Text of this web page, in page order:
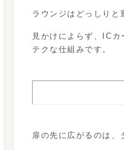
ラウンジはどっしりと
見かけによらず、ICカ
テクな仕組みです。
扉の先に広がるのは、